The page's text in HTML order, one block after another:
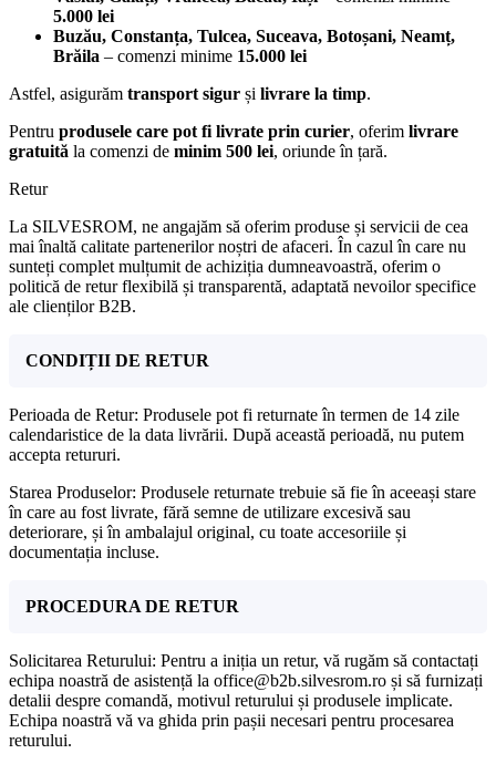
5.000 lei
Buzău, Constanța, Tulcea, Suceava, Botoșani, Neamț,
Brăila – comenzi minime 15.000 lei
Astfel, asigurăm transport sigur și livrare la timp.
Pentru produsele care pot fi livrate prin curier, oferim livrare
gratuită la comenzi de minim 500 lei, oriunde în țară.
Retur
La SILVESROM, ne angajăm să oferim produse și servicii de cea
mai înaltă calitate partenerilor noștri de afaceri. În cazul în care nu
sunteți complet mulțumit de achiziția dumneavoastră, oferim o
politică de retur flexibilă și transparentă, adaptată nevoilor specifice
ale clienților B2B.
CONDIȚII DE RETUR
Perioada de Retur: Produsele pot fi returnate în termen de 14 zile
calendaristice de la data livrării. După această perioadă, nu putem
accepta retururi.
Starea Produselor: Produsele returnate trebuie să fie în aceeași stare
în care au fost livrate, fără semne de utilizare excesivă sau
deteriorare, și în ambalajul original, cu toate accesoriile și
documentația incluse.
PROCEDURA DE RETUR
Solicitarea Returului: Pentru a iniția un retur, vă rugăm să contactați
echipa noastră de asistență la office@b2b.silvesrom.ro și să furnizați
detalii despre comandă, motivul returului și produsele implicate.
Echipa noastră vă va ghida prin pașii necesari pentru procesarea
returului.